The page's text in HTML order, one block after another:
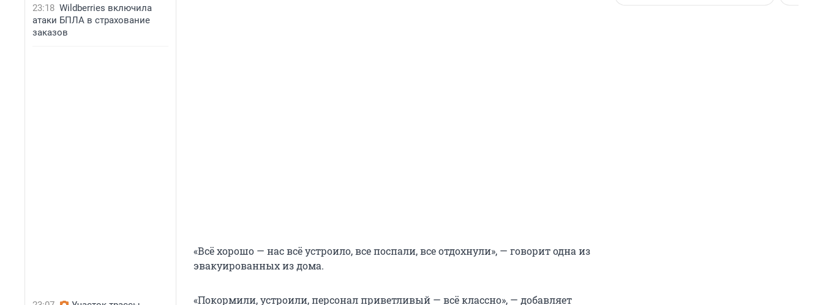
23:18 Wildberries включила
атаки БПЛА в страхование
заказов
«Всё хорошо — нас всё устроило, все поспали, все отдохнули», — говорит одна из
эвакуированных из дома.
«Покормили, устроили, персонал приветливый — всё классно», — добавляет